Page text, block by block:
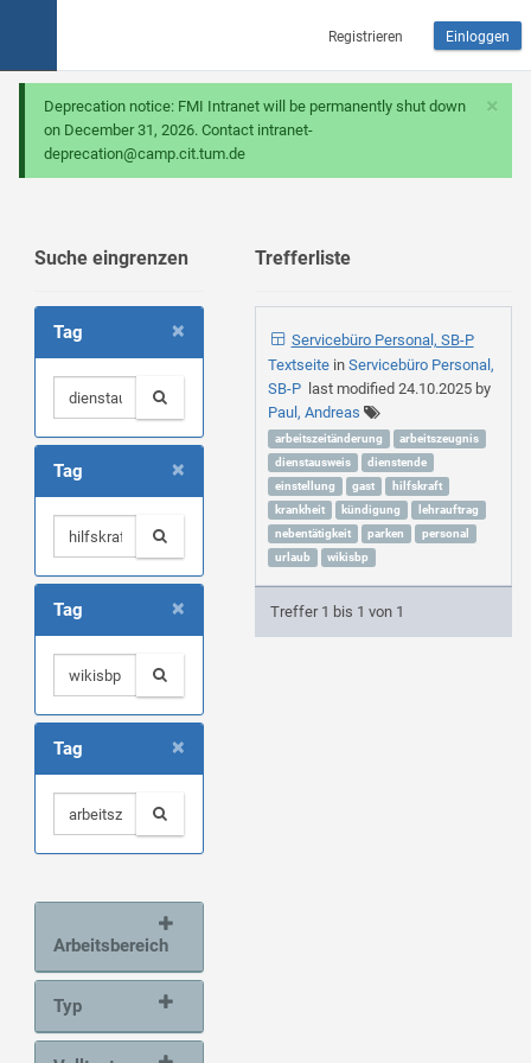
Registrieren Einloggen
×
Deprecation notice: FMI Intranet will be permanently shut down
on December 31, 2026. Contact intranet-
deprecation@camp.cit.tum.de
Suche eingrenzen
×
Tag
×
Tag
×
Tag
×
Tag
Arbeitsbereich
Typ
Trefferliste
Servicebüro Personal, SB-P
Textseite in Servicebüro Personal,
SB-Plast modified 24.10.2025by
Paul, Andreas
arbeitszeitänderung
arbeitszeugnis
dienstausweis
dienstende
einstellung
gast
hilfskraft
krankheit
kündigung
lehrauftrag
nebentätigkeit
parken
personal
urlaub
wikisbp
Treffer 1 bis 1 von 1